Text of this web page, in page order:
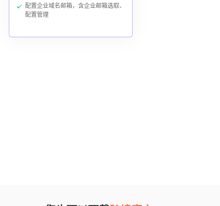
配置企业域名邮箱，含企业邮箱选取、
配置管理